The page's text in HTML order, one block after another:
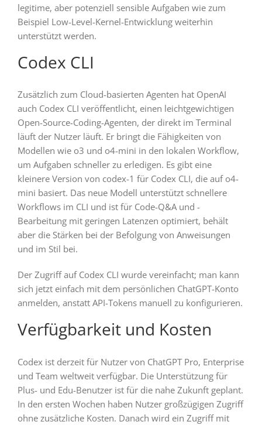
legitime, aber potenziell sensible Aufgaben wie zum
Beispiel Low-Level-Kernel-Entwicklung weiterhin
unterstützt werden.
Codex CLI
Zusätzlich zum Cloud-basierten Agenten hat OpenAI
auch Codex CLI veröffentlicht, einen leichtgewichtigen
Open-Source-Coding-Agenten, der direkt im Terminal
läuft der Nutzer läuft. Er bringt die Fähigkeiten von
Modellen wie o3 und o4-mini in den lokalen Workflow,
um Aufgaben schneller zu erledigen. Es gibt eine
kleinere Version von codex-1 für Codex CLI, die auf o4-
mini basiert. Das neue Modell unterstützt schnellere
Workflows im CLI und ist für Code-Q&A und -
Bearbeitung mit geringen Latenzen optimiert, behält
aber die Stärken bei der Befolgung von Anweisungen
und im Stil bei.
Der Zugriff auf Codex CLI wurde vereinfacht; man kann
sich jetzt einfach mit dem persönlichen ChatGPT-Konto
anmelden, anstatt API-Tokens manuell zu konfigurieren.
Verfügbarkeit und Kosten
Codex ist derzeit für Nutzer von ChatGPT Pro, Enterprise
und Team weltweit verfügbar. Die Unterstützung für
Plus- und Edu-Benutzer ist für die nahe Zukunft geplant.
In den ersten Wochen haben Nutzer großzügigen Zugriff
ohne zusätzliche Kosten. Danach wird ein Zugriff mit